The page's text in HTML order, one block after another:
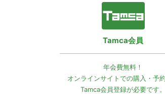
Tamca会員
年会費無料！
オンラインサイトでの購入・予
Tamca会員登録が必要です。